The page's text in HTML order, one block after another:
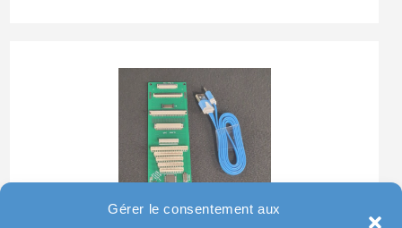
Gérer le consentement aux